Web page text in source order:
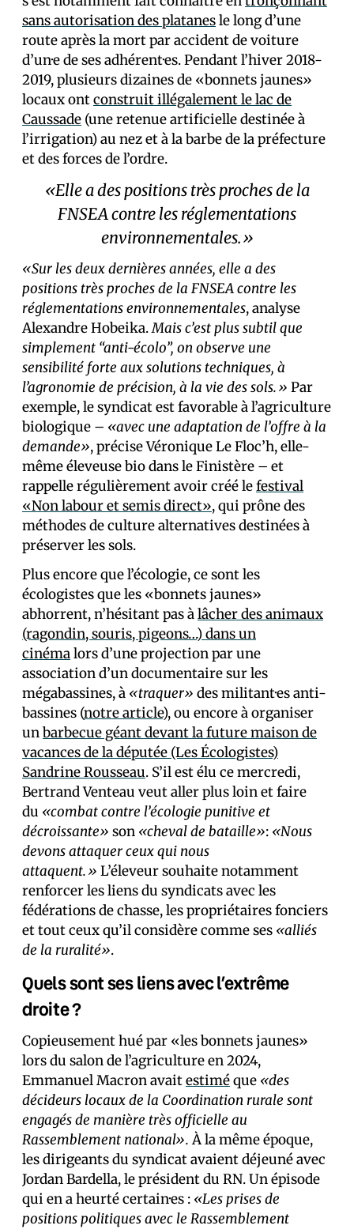
sans autorisation des platanesle long d’une
route après la mort par accident de voiture
d’un·e de ses adhérent·es. Pendant l’hiver 2018-
2019, plusieurs dizaines de «bonnets jaunes»
locaux ontconstruit illégalement le lac de
Caussade (une retenue artificielle destinée à
l’irrigation) au nez et à la barbe de la préfecture
et des forces de l’ordre.
«Elle a des positions très proches de la
FNSEA contre les réglementations
environnementales.»
«Sur les deux dernières années, elle a des
positions très proches de la FNSEA contre les
réglementations environnementales, analyse
Alexandre Hobeika.Mais c’est plus subtil que
simplement “anti-écolo”, on observe une
sensibilité forte aux solutions techniques, à
l’agronomie de précision, à la vie des sols.» Par
exemple, le syndicat est favorable à l’agriculture
biologique – «avec une adaptation de l’offre à la
demande», précise Véronique Le Floc’h, elle-
même éleveuse bio dans le Finistère – et
rappelle régulièrement avoir créé lefestival
«Non labour et semis direct», qui prône des
méthodes de culture alternatives destinées à
préserver les sols.
Plus encore que l’écologie, ce sont les
écologistes que les «bonnets jaunes»
abhorrent, n’hésitant pas àlâcher des animaux
(ragondin, souris, pigeons…) dans un
cinémalors d’une projection par une
association d’un documentaire sur les
mégabassines, à «traquer» des militant·es anti-
bassines (notre article), ou encore à organiser
unbarbecue géant devant la future maison de
vacances de la députée (Les Écologistes)
Sandrine Rousseau. S’il est élu ce mercredi,
Bertrand Venteau veut aller plus loin et faire
du «combat contre l’écologie punitive et
décroissante» son «cheval de bataille»: «Nous
devons attaquer ceux qui nous
attaquent.» L’éleveur souhaite notamment
renforcer les liens du syndicats avec les
fédérations de chasse, les propriétaires fonciers
et tout ceux qu’il considère comme ses «alliés
de la ruralité».
Quels sont ses liens avec l’extrême
droite ?
Copieusement hué par «les bonnets jaunes»
lors du salon de l’agriculture en 2024,
Emmanuel Macron avaitestiméque «des
décideurs locaux de la Coordination rurale sont
engagés de manière très officielle au
Rassemblement national».À la même époque,
les dirigeants du syndicat avaient déjeuné avec
Jordan Bardella, le président du RN. Un épisode
qui en a heurté certain·es : «Les prises de
positions politiques avec le Rassemblement